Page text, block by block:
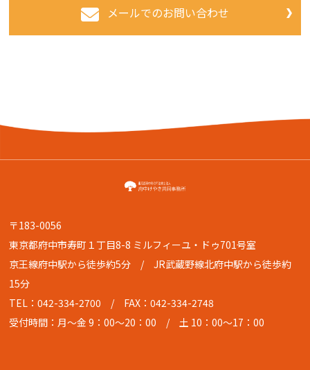
メールでのお問い合わせ
〒183-0056
東京都府中市寿町１丁目8-8 ミルフィーユ・ドゥ701号室
京王線府中駅から徒歩約5分 / JR武蔵野線北府中駅から徒歩約
15分
TEL：042-334-2700 / FAX：042-334-2748
受付時間：月〜金 9：00〜20：00 / 土 10：00〜17：00